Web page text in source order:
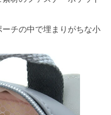
チの中で埋まりがちな小